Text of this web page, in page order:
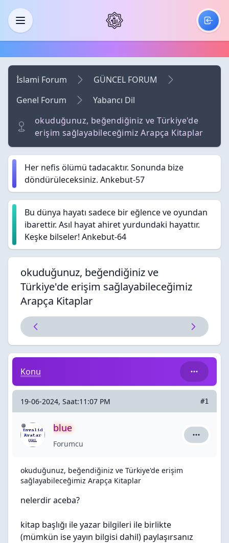
Skip to main content
Menü
İslami Forum
GÜNCEL FORUM
Genel Forum
Yabancı Dil
okuduğunuz, beğendiğiniz ve Türkiye'de
erişim sağlayabileceğimiz Arapça Kitaplar
Her nefis ölümü tadacaktır. Sonunda bize
döndürüleceksiniz. Ankebut-57
Bu dünya hayatı sadece bir eğlence ve oyundan
ibarettir. Asıl hayat ahiret yurdundaki hayattır.
Keşke bilseler! Ankebut-64
okuduğunuz, beğendiğiniz ve
Türkiye'de erişim sağlayabileceğimiz
Arapça Kitaplar
okuduğunuz, beğendiğiniz ve Türkiye'de erişim
Konu
19-06-2024, Saat:11:07 PM #1
blue
Forumcu blue için
okuduğunuz, beğendiğiniz ve Türkiye'de erişim
sağlayabileceğimiz Arapça Kitaplar
nelerdir aceba?
kitap başlığı ile yazar bilgileri ile birlikte
(mümkün ise yayın bilgisi dahil) paylaşırsanız